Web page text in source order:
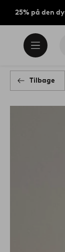
25% på den
Tilbage